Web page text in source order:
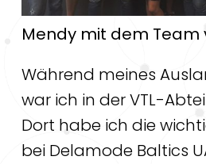
Mendy mit dem
Während meines
war ich in der VTL-
Dort habe ich die
bei Delamode Baltics